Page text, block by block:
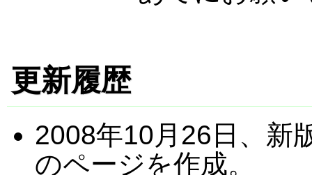
更新履歴
2008年10月26日、新
のページを作成。